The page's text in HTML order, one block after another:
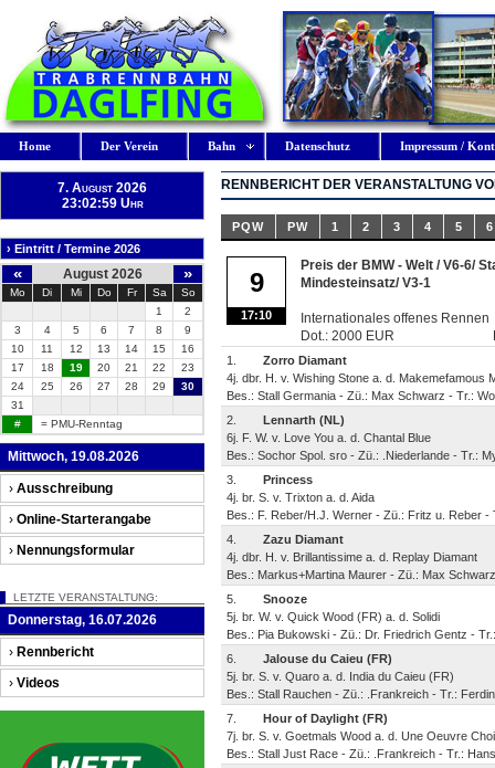
Home Der Verein Bahn Datenschutz Impressum /
7. August 2026
23:03:00 Uhr
› Eintritt / Termine 2026
« August 2026 »
Mo Di Mi Do Fr Sa
So
1
2
3
4 5 6 7 8
9
10
11 12 13 14 15
16
17
18 19 20 21 22
23
24
25 26 27 28 29
30
31
#
= PMU-Renntag
Mittwoch, 19.08.2026
› Ausschreibung
› Online-Starterangabe
› Nennungsformular
LETZTE VERANSTALTUNG:
Donnerstag, 16.07.2026
› Rennbericht
› Videos
RENNBERICHT DER VERANSTALTUNG
PQW PW 1 2 3 4 5 6
9
17:10
Preis der BMW - Welt / V6-6/
Mindesteinsatz/ V3-1
Internationales offenes Rennen
Dot.: 2000 EUR
1.
Zorro Diamant
4j. dbr. H. v. Wishing Stone a. d. Makemefamous
Bes.: Stall Germania - Zü.: Max Schwarz - Tr.:
2.
Lennarth (NL)
6j. F. W. v. Love You a. d. Chantal Blue
Bes.: Sochor Spol. sro - Zü.: .Niederlande - Tr.:
3.
Princess
4j. br. S. v. Trixton a. d. Aida
Bes.: F. Reber/H.J. Werner - Zü.: Fritz u. Reber -
4.
Zazu Diamant
4j. dbr. H. v. Brillantissime a. d. Replay Diamant
Bes.: Markus+Martina Maurer - Zü.: Max
5.
Snooze
5j. br. W. v. Quick Wood (FR) a. d. Solidi
Bes.: Pia Bukowski - Zü.: Dr. Friedrich Gentz -
6.
Jalouse du Caieu (FR)
5j. br. S. v. Quaro a. d. India du Caieu (FR)
Bes.: Stall Rauchen - Zü.: .Frankreich - Tr.:
7.
Hour of Daylight (FR)
7j. br. S. v. Goetmals Wood a. d. Une Oeuvre
Bes.: Stall Just Race - Zü.: .Frankreich - Tr.: